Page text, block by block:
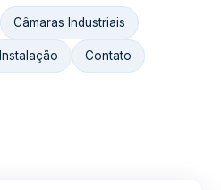
Câmaras Industriais
Instalação Contato